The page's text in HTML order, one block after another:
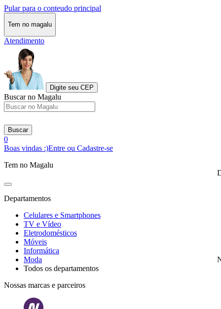
Pular para o conteudo principal
Tem no magalu
Atendimento
Digite seu CEP
Buscar no Magalu
Buscar
0
Boas vindas :)Entre ou Cadastre-se
Tem no Magalu
Departamentos
Celulares e Smartphones
TV e Vídeo
Eletrodomésticos
Móveis
Informática
Moda
Todos os departamentos
Nossas marcas e parceiros